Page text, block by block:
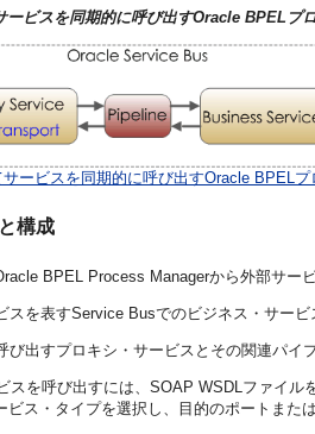
ビスを同期的に呼び出すOracle BPELプ
サービスを同期的に呼び出すOracle BPEL
構成
BPEL Process Managerから外部サー
スを表すService Busでのビジネス・サー
び出すプロキシ・サービスとその関連パイ
スを呼び出すには、SOAP WSDLファイ
ビス・タイプを選択し、目的のポートまた